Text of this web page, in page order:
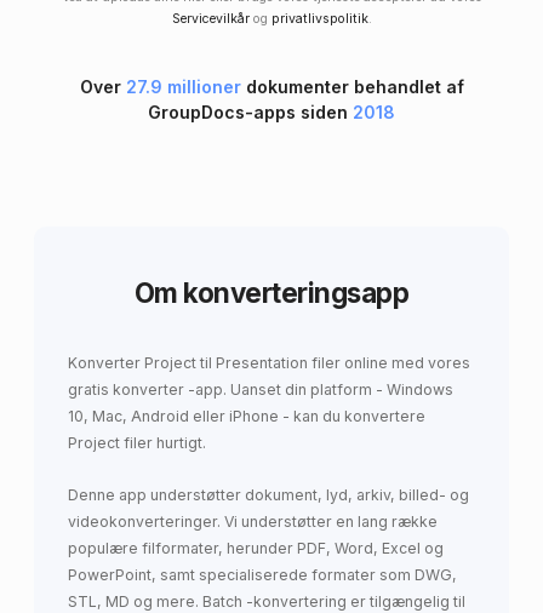
Servicevilkårog privatlivspolitik.
Over 27.9 millionerdokumenter behandlet af
GroupDocs-apps siden 2018
Om konverteringsapp
Konverter Project til Presentation filer online med vores
gratis konverter -app. Uanset din platform - Windows
10, Mac, Android eller iPhone - kan du konvertere
Project filer hurtigt.
Denne app understøtter dokument, lyd, arkiv, billed- og
videokonverteringer. Vi understøtter en lang række
populære filformater, herunder PDF, Word, Excel og
PowerPoint, samt specialiserede formater som DWG,
STL, MD og mere. Batch -konvertering er tilgængelig til